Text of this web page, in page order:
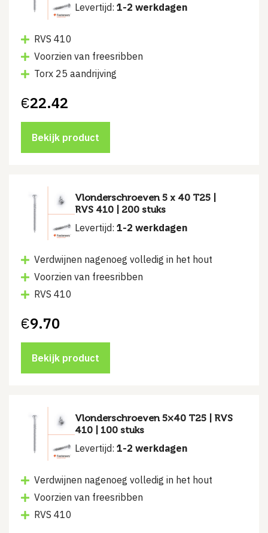
Levertijd: 1-2 werkdagen
RVS 410
Voorzien van freesribben
Torx 25 aandrijving
€22.42
Bekijk product
Vlonderschroeven 5 x 40 T25 |
RVS 410 | 200 stuks
Levertijd: 1-2 werkdagen
Verdwijnen nagenoeg volledig in het hout
Voorzien van freesribben
RVS 410
€9.70
Bekijk product
Vlonderschroeven 5×40 T25 | RVS
410 | 100 stuks
Levertijd: 1-2 werkdagen
Verdwijnen nagenoeg volledig in het hout
Voorzien van freesribben
RVS 410